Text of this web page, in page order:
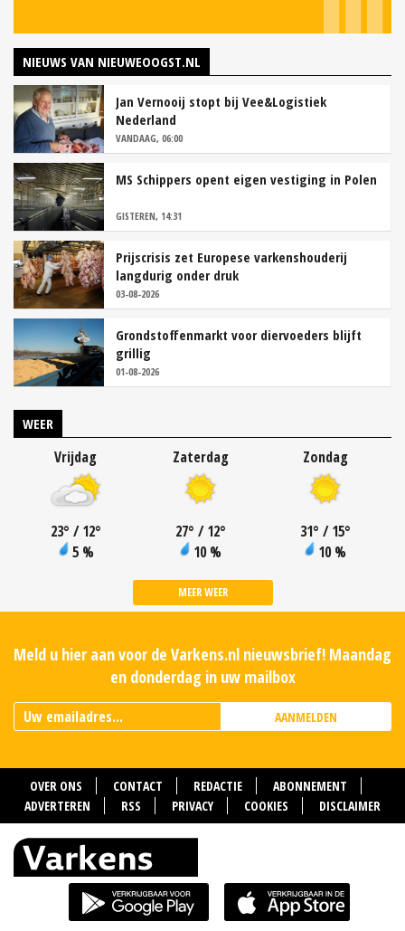
NIEUWS VAN NIEUWEOOGST.NL
Jan Vernooij stopt bij Vee&Logistiek
Nederland
VANDAAG, 06:00
MS Schippers opent eigen vestiging in Polen
GISTEREN, 14:31
Prijscrisis zet Europese varkenshouderij
langdurig onder druk
03-08-2026
Grondstoffenmarkt voor diervoeders blijft
grillig
01-08-2026
WEER
Vrijdag
23° / 12°
5 %
Zaterdag
27° / 12°
10 %
Zondag
31° / 15°
10 %
MEER WEER
Meld u hier aan voor de Varkens.nl nieuwsbrief! Maandag
en donderdag in uw mailbox
AANMELDEN
OVER ONS CONTACT REDACTIE
ABONNEMENT
ADVERTEREN
RSS PRIVACY COOKIES DISCLAIMER